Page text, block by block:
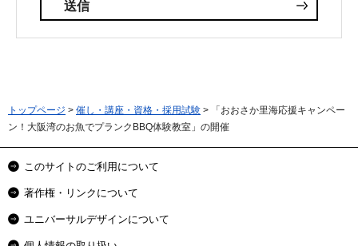
トップページ > 催し・講座・資格・採用試験 > 「おおさか里海応援キャンペー
ン！大阪湾のお魚でプランクBBQ体験教室」の開催
このサイトのご利用について
著作権・リンクについて
ユニバーサルデザインについて